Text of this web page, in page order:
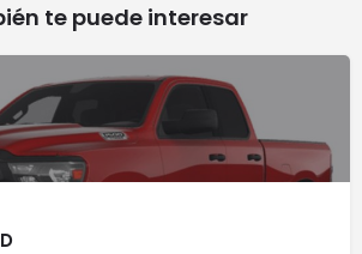
te puede interesar